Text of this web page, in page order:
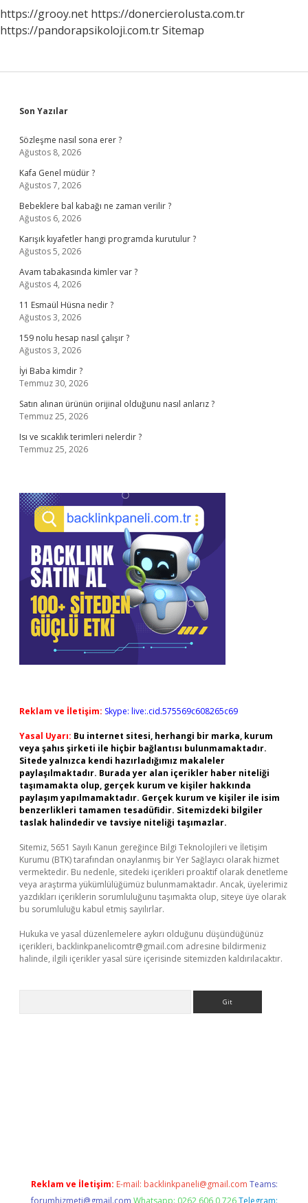
https://grooy.net https://donercierolusta.com.tr
https://pandorapsikoloji.com.trSitemap
Sidebar
Son Yazılar
Sözleşme nasıl sona erer ?
Ağustos 8, 2026
Kafa Genel müdür ?
Ağustos 7, 2026
Bebeklere bal kabağı ne zaman verilir ?
Ağustos 6, 2026
Karışık kıyafetler hangi programda kurutulur ?
Ağustos 5, 2026
Avam tabakasında kimler var ?
Ağustos 4, 2026
11 Esmaül Hüsna nedir ?
Ağustos 3, 2026
159 nolu hesap nasıl çalışır ?
Ağustos 3, 2026
İyi Baba kimdir ?
Temmuz 30, 2026
Satın alınan ürünün orijinal olduğunu nasıl anlarız ?
Temmuz 25, 2026
Isı ve sıcaklık terimleri nelerdir ?
Temmuz 25, 2026
Reklam ve İletişim: Skype: live:.cid.575569c608265c69
Yasal Uyarı: Bu internet sitesi, herhangi bir marka, kurum
veya şahıs şirketi ile hiçbir bağlantısı bulunmamaktadır.
Sitede yalnızca kendi hazırladığımız makaleler
paylaşılmaktadır. Burada yer alan içerikler haber niteliği
taşımamakta olup, gerçek kurum ve kişiler hakkında
paylaşım yapılmamaktadır. Gerçek kurum ve kişiler ile isim
benzerlikleri tamamen tesadüfidir. Sitemizdeki bilgiler
taslak halindedir ve tavsiye niteliği taşımazlar.
Sitemiz, 5651 Sayılı Kanun gereğince Bilgi Teknolojileri ve İletişim
Kurumu (BTK) tarafından onaylanmış bir Yer Sağlayıcı olarak hizmet
vermektedir. Bu nedenle, sitedeki içerikleri proaktif olarak denetleme
veya araştırma yükümlülüğümüz bulunmamaktadır. Ancak, üyelerimiz
yazdıkları içeriklerin sorumluluğunu taşımakta olup, siteye üye olarak
bu sorumluluğu kabul etmiş sayılırlar.
Hukuka ve yasal düzenlemelere aykırı olduğunu düşündüğünüz
içerikleri, backlinkpanelicomtr@gmail.com adresine bildirmeniz
halinde, ilgili içerikler yasal süre içerisinde sitemizden kaldırılacaktır.
Reklam ve İletişim: E-mail: backlinkpaneli@gmail.com Teams:
forumhizmeti@gmail.com Whatsapp: 0262 606 0 726 Telegram: